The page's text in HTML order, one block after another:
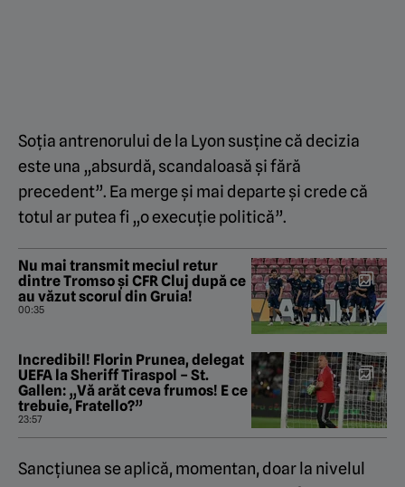
Soția antrenorului de la Lyon susține că decizia
este una „absurdă, scandaloasă și fără
precedent”. Ea merge și mai departe și crede că
totul ar putea fi „o execuție politică”.
Nu mai transmit meciul retur
dintre Tromso și CFR Cluj după ce
au văzut scorul din Gruia!
00:35
Incredibil! Florin Prunea, delegat
UEFA la Sheriff Tiraspol – St.
Gallen: „Vă arăt ceva frumos! E ce
trebuie, Fratello?”
23:57
Sancțiunea se aplică, momentan, doar la nivelul